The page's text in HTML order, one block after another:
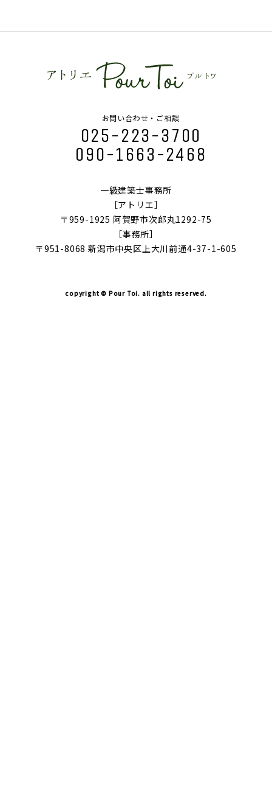
お問い合わせ・ご相談
025-223-3700
090-1663-2468
一級建築士事務所
［アトリエ］
〒959-1925 阿賀野市次郎丸1292-75
［事務所］
〒951-8068 新潟市中央区上大川前通4-37-1-605
copyright © Pour Toi. all rights reserved.